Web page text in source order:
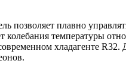
позволяет плавно
колебания температуры
хладагенте